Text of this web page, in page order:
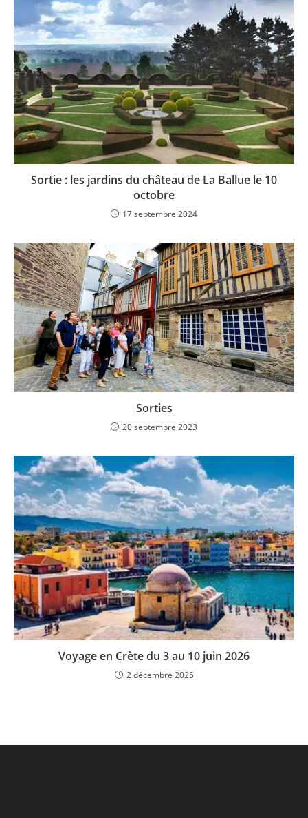
Sortie : les jardins du château de La Ballue le 10
octobre
17 septembre 2024
Sorties
20 septembre 2023
Voyage en Crète du 3 au 10 juin 2026
2 décembre 2025